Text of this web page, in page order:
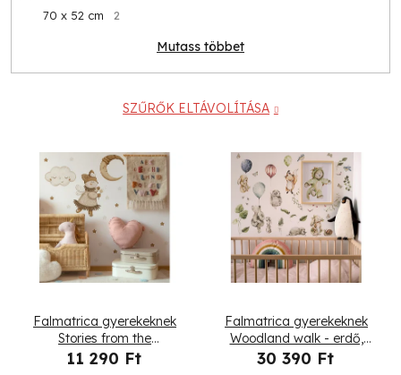
70 x 52 cm 2
Mutass többet
SZŰRŐK ELTÁVOLÍTÁSA
Falmatrica gyerekeknek
Stories from the
wonderland - róka, felhők
11 290 Ft
Falmatrica gyerekeknek
Woodland walk - erdő,
állatok és növények
30 390 Ft